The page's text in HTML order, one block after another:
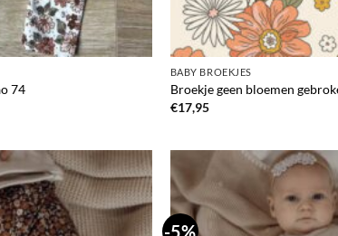
74
BABY BROEKJES
Broekje geen bloemen
€17,95
-5%